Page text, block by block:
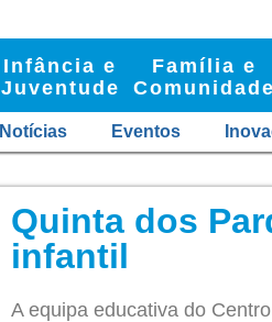
Infância e
Juventude
Família e
Comunidade
Notícias Eventos
Quinta dos
infantil
A equipa educativa do